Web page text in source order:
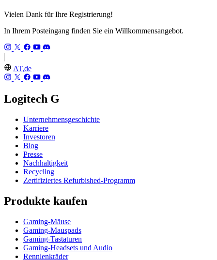
Vielen Dank für Ihre Registrierung!
In Ihrem Posteingang finden Sie ein Willkommensangebot.
AT,de
Logitech G
Unternehmensgeschichte
Karriere
Investoren
Blog
Presse
Nachhaltigkeit
Recycling
Zertifiziertes Refurbished-Programm
Produkte kaufen
Gaming-Mäuse
Gaming-Mauspads
Gaming-Tastaturen
Gaming-Headsets und Audio
Rennlenkräder